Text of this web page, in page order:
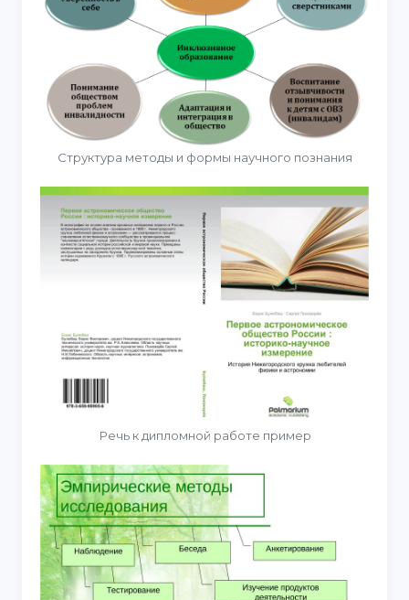
Структура методы и формы научного познания
Речь к дипломной работе пример